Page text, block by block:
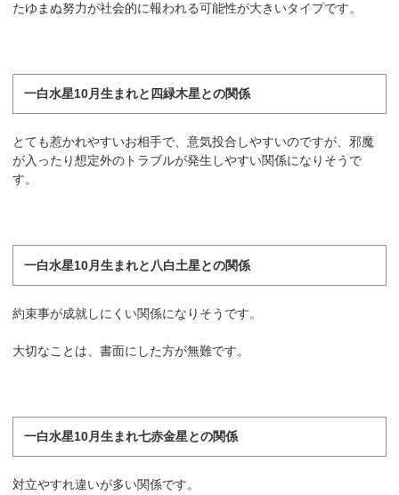
たゆまぬ努力が社会的に報われる可能性が大きいタイプです。
一白水星10月生まれと四緑木星との関係
とても惹かれやすいお相手で、意気投合しやすいのですが、邪魔
が入ったり想定外のトラブルが発生しやすい関係になりそうで
す。
一白水星10月生まれと 八白土星との関係
約束事が成就しにくい関係になりそうです。
大切なことは、書面にした方が無難です。
一白水星10月生まれ七赤金星との関係
対立やすれ違いが多い関係です。